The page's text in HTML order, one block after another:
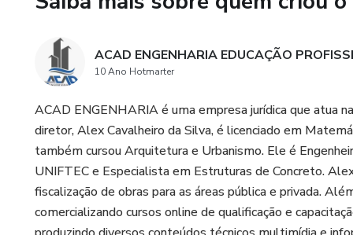
Medula Espinhal
Citologia e Histologia Celular
Sistema Nervoso Periférico
Genética Humana
Microscopia Óptica
ACAD ENGENHARIA EDUCAÇÃO
10 Ano Hotmarter
ACAD ENGENHARIA é uma empresa jurídica que atua
diretor, Alex Cavalheiro da Silva, é licenciado em
também cursou Arquitetura e Urbanismo. Ele é
UNIFTEC e Especialista em Estruturas de Concreto.
fiscalização de obras para as áreas pública e privada.
comercializando cursos online de qualificação e